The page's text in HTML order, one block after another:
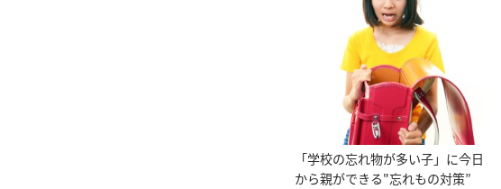
「学校の忘れ物が多い子」に今日
から親ができる"忘れもの対策”